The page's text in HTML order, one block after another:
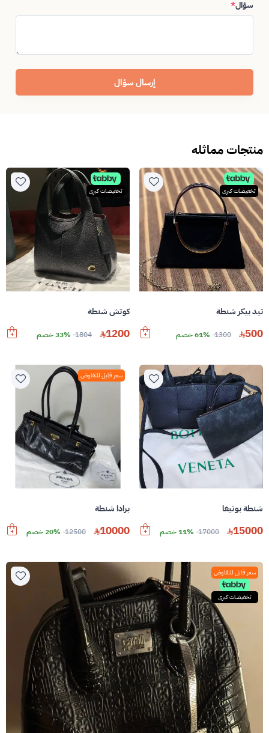
سؤال*
إرسال سؤال
منتجات مماثله
تخفيضات كبرى
تيد بيكر شنطة
500
1300 61% خصم
تخفيضات كبرى
كوتش شنطة
1200
1804 33% خصم
شنطة بوتيغا
15000
17000 11% خصم
سعر قابل للتفاوض
برادا شنطة
10000
12500 20% خصم
سعر قابل للتفاوض
تخفيضات كبرى